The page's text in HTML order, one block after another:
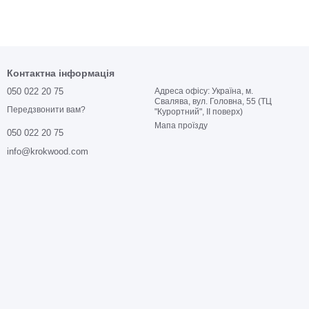
Контактна інформація
050 022 20 75
Передзвонити вам?
050 022 20 75
info@krokwood.com
Адреса офісу: Україна, м.
Свалява, вул. Головна, 55 (ТЦ
"Курортний", ІІ поверх)
Мапа проїзду